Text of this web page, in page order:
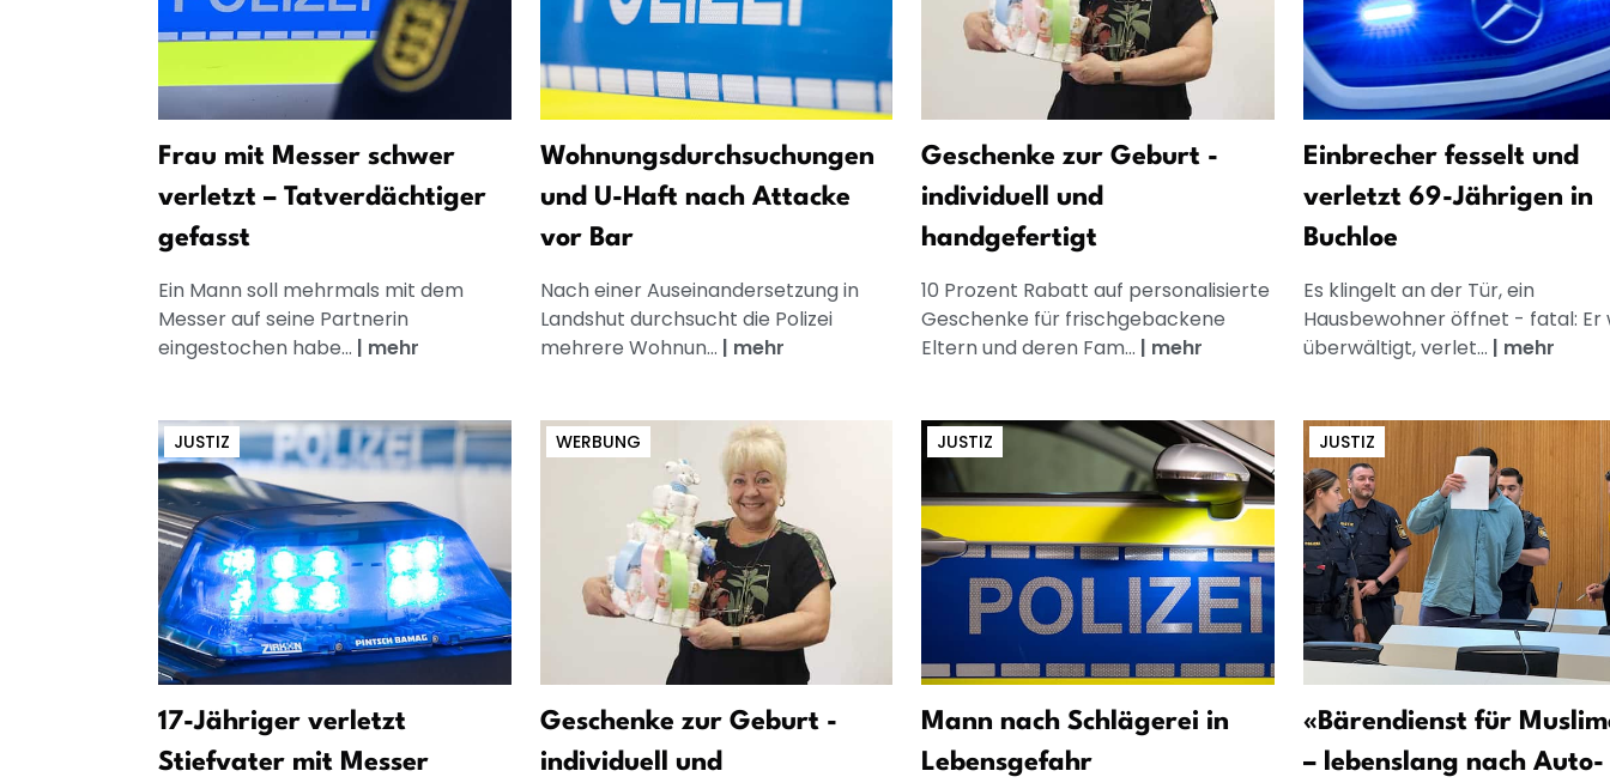
Frau mit Messer schwer
verletzt – Tatverdächtiger
gefasst
Ein Mann soll mehrmals mit dem
Messer auf seine Partnerin
eingestochen habe... | mehr
Wohnungsdurchsuchungen
und U-Haft nach Attacke
vor Bar
Nach einer Auseinandersetzung in
Landshut durchsucht die Polizei
mehrere Wohnun... | mehr
Geschenke zur Geburt -
individuell und
handgefertigt
10 Prozent Rabatt auf personalisierte
Geschenke für frischgebackene
Eltern und deren Fam... | mehr
Einbrecher fesselt und
verletzt 69-Jährigen in
Buchloe
Es klingelt an der Tür, ein
Hausbewohner öffnet - fatal: Er
überwältigt, verlet... | mehr
JUSTIZ
17-Jähriger verletzt
Stiefvater mit Messer
WERBUNG
Geschenke zur Geburt -
individuell und
JUSTIZ
Mann nach Schlägerei in
Lebensgefahr
JUSTIZ
«Bärendienst für
– lebenslang nach Auto-